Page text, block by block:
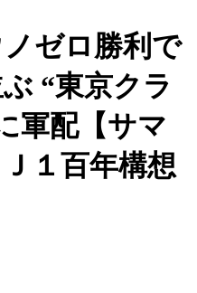
ゼロ勝利で
“東京クラ
軍配【サマ
１百年構想